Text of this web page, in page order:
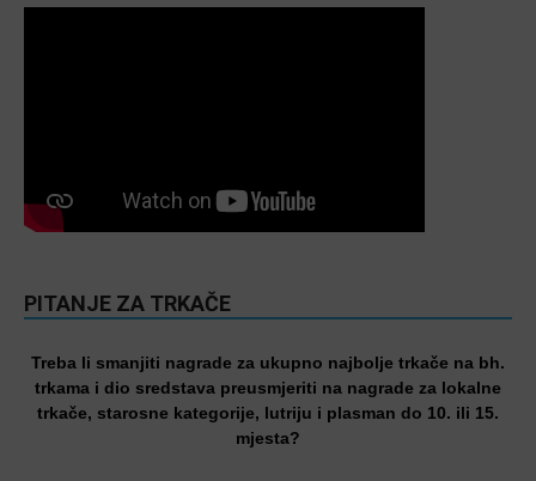
PITANJE ZA TRKAČE
Treba li smanjiti nagrade za ukupno najbolje trkače na bh.
trkama i dio sredstava preusmjeriti na nagrade za lokalne
trkače, starosne kategorije, lutriju i plasman do 10. ili 15.
mjesta?